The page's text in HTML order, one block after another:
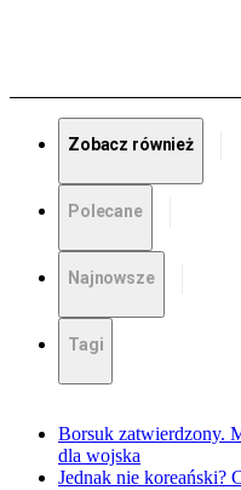
Zobacz również
Polecane
Najnowsze
Tagi
Borsuk zatwierdzony.
dla wojska
Jednak nie koreański?